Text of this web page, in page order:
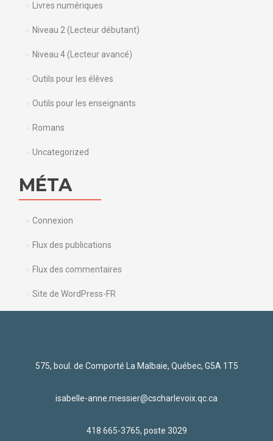
Livres numériques
Niveau 2 (Lecteur débutant)
Niveau 4 (Lecteur avancé)
Outils pour les élèves
Outils pour les enseignants
Romans
Uncategorized
MÉTA
Connexion
Flux des publications
Flux des commentaires
Site de WordPress-FR
575, boul. de Comporté La Malbaie, Québec, G5A 1T5
isabelle-anne.messier@cscharlevoix.qc.ca
418 665-3765, poste 3029